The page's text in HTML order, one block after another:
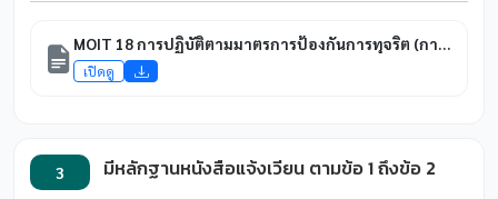
MOIT 18 การปฏิบัติตามมาตรการป้องกันการทุจริต (การควบคุมความเสี่ยงการทุจริต)
เปิดดู
3 มีหลักฐานหนังสือแจ้งเวียน ตามข้อ 1 ถึงข้อ 2